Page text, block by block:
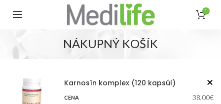
1
NÁKUPNÝ KOŠÍK
Karnosín komplex (120 kapsúl)
38,00€